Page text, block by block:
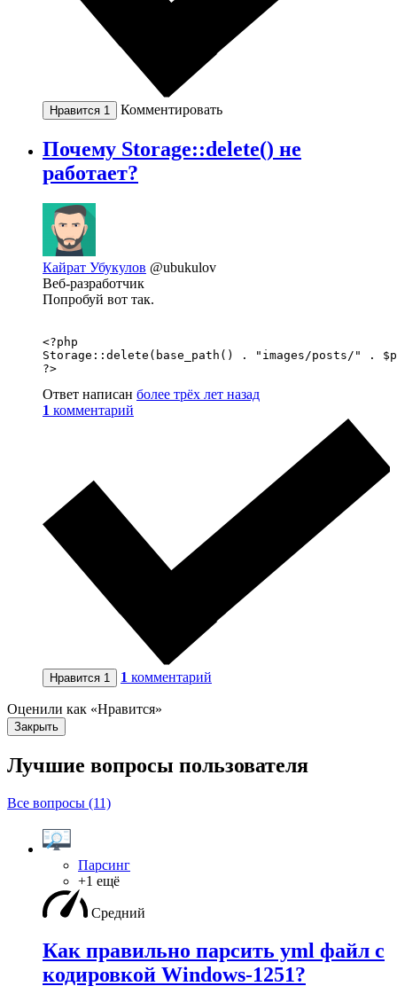
Нравится 1 Комментировать
Почему Storage::delete() не
работает?
Кайрат Убукулов @ubukulov
Веб-разработчик
Попробуй вот так.
<?php
Storage::delete(base_path() . "images/posts/" .
?>
Ответ написан более трёх лет назад
1 комментарий
Нравится 1 1 комментарий
Оценили как «Нравится»
Закрыть
Лучшие вопросы пользователя
Все вопросы (11)
Парсинг
+1 ещё
Средний
Как правильно парсить yml файл с
кодировкой Windows-1251?